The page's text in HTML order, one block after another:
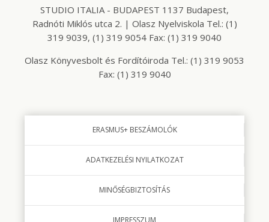
STUDIO ITALIA - BUDAPEST 1137 Budapest,
Radnóti Miklós utca 2. | Olasz Nyelviskola Tel.: (1)
319 9039, (1) 319 9054 Fax: (1) 319 9040
Olasz Könyvesbolt és Fordítóiroda Tel.: (1) 319 9053
Fax: (1) 319 9040
ERASMUS+ BESZÁMOLÓK
ADATKEZELÉSI NYILATKOZAT
MINŐSÉGBIZTOSÍTÁS